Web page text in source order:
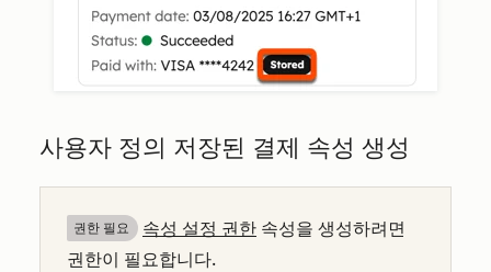
사용자 정의 저장된 결제 속성 생성
권한 필요 속성 설정 권한 속성을 생성하려면
권한이 필요합니다.